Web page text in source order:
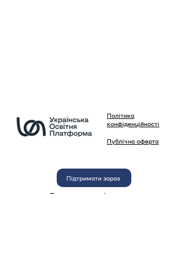
Політика
конфіденційності
Публічна оферта
Підтримати зараз
Будемо вдячні за вашу